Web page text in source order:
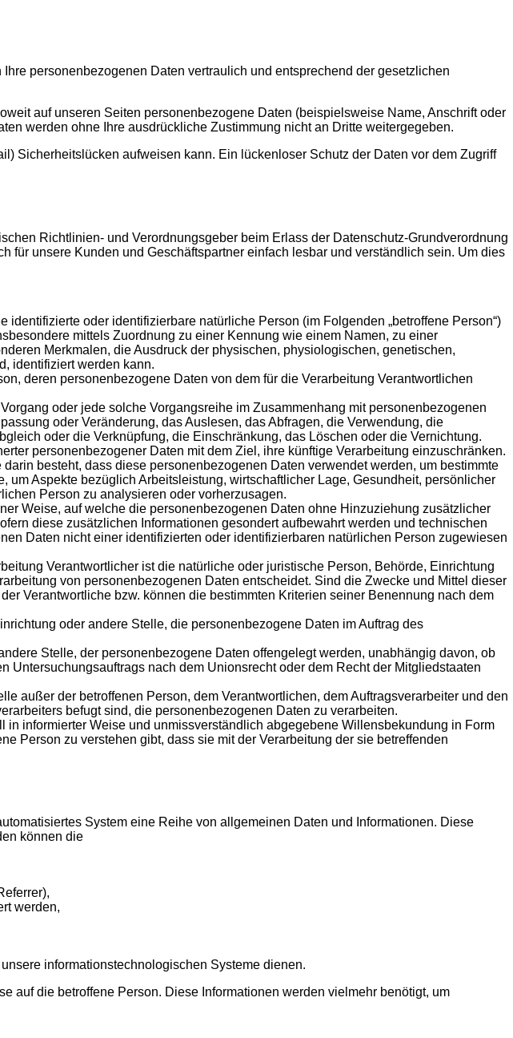
personenbezogenen Daten vertraulich und entsprechend der gesetzlichen
auf unseren Seiten personenbezogene Daten (beispielsweise Name, Anschrift oder
werden ohne Ihre ausdrückliche Zustimmung nicht an Dritte weitergegeben.
Sicherheitslücken aufweisen kann. Ein lückenloser Schutz der Daten vor dem Zugriff
Richtlinien- und Verordnungsgeber beim Erlass der Datenschutz-Grundverordnung
unsere Kunden und Geschäftspartner einfach lesbar und verständlich sein. Um dies
oder identifizierbare natürliche Person (im Folgenden „betroffene Person“)
mittels Zuordnung zu einer Kennung wie einem Namen, zu einer
Merkmalen, die Ausdruck der physischen, physiologischen, genetischen,
identifiziert werden kann.
deren personenbezogene Daten von dem für die Verarbeitung Verantwortlichen
oder jede solche Vorgangsreihe im Zusammenhang mit personenbezogenen
oder Veränderung, das Auslesen, das Abfragen, die Verwendung, die
oder die Verknüpfung, die Einschränkung, das Löschen oder die Vernichtung.
personenbezogener Daten mit dem Ziel, ihre künftige Verarbeitung einzuschränken.
besteht, dass diese personenbezogenen Daten verwendet werden, um bestimmte
Aspekte bezüglich Arbeitsleistung, wirtschaftlicher Lage, Gesundheit, persönlicher
Person zu analysieren oder vorherzusagen.
Weise, auf welche die personenbezogenen Daten ohne Hinzuziehung zusätzlicher
diese zusätzlichen Informationen gesondert aufbewahrt werden und technischen
Daten nicht einer identifizierten oder identifizierbaren natürlichen Person zugewiesen
Verantwortlicher ist die natürliche oder juristische Person, Behörde, Einrichtung
von personenbezogenen Daten entscheidet. Sind die Zwecke und Mittel dieser
Verantwortliche bzw. können die bestimmten Kriterien seiner Benennung nach dem
oder andere Stelle, die personenbezogene Daten im Auftrag des
Stelle, der personenbezogene Daten offengelegt werden, unabhängig davon, ob
nach dem Unionsrecht oder dem Recht der Mitgliedstaaten
außer der betroffenen Person, dem Verantwortlichen, dem Auftragsverarbeiter und den
befugt sind, die personenbezogenen Daten zu verarbeiten.
informierter Weise und unmissverständlich abgegebene Willensbekundung in Form
Person zu verstehen gibt, dass sie mit der Verarbeitung der sie betreffenden
System eine Reihe von allgemeinen Daten und Informationen. Diese
können die
werden,
informationstechnologischen Systeme dienen.
auf die betroffene Person. Diese Informationen werden vielmehr benötigt, um